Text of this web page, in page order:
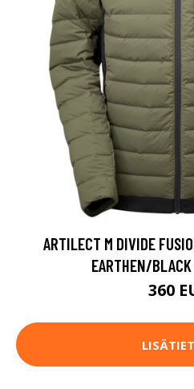
ARTILECT M DIVIDE
EARTHEN/
360